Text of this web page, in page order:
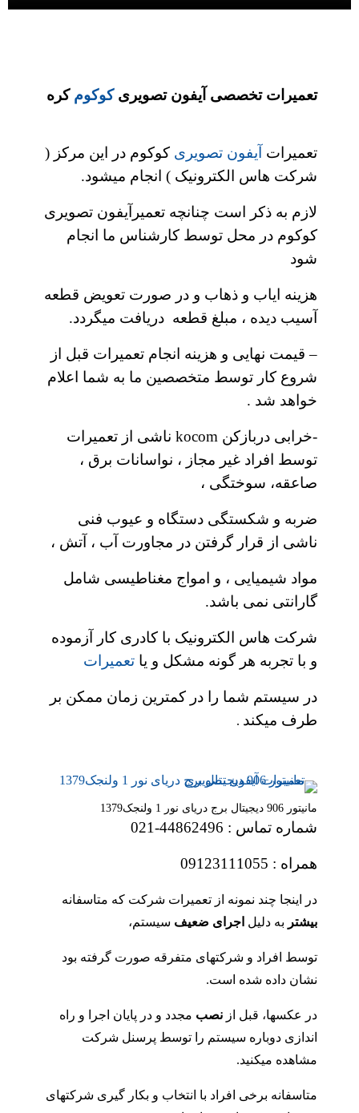
تعمیرات تخصصی آیفون تصویریکوکوم کره
تعمیرات آیفون تصویری کوکوم در این مرکز (
شرکت هاس الکترونیک ) انجام میشود.
لازم به ذکر است چنانچه تعمیرآیفون تصویری
کوکوم در محل توسط کارشناس ما انجام
شود
هزینه ایاب و ذهاب و در صورت تعویض قطعه
آسیب دیده ، مبلغ قطعه دریافت میگردد.
– قیمت نهایی و هزینه انجام تعمیرات قبل از
شروع کار توسط متخصصین ما به شما اعلام
خواهد شد .
-خرابی دربازکن kocom ناشی از تعمیرات
توسط افراد غیر مجاز ، نواسانات برق ،
صاعقه، سوختگی ،
ضربه و شکستگی دستگاه و عیوب فنی
ناشی از قرار گرفتن در مجاورت آب ، آتش ،
مواد شیمیایی ، و امواج مغناطیسی شامل
گارانتی نمی باشد.
شرکت هاس الکترونیک با کادری کار آزموده
و با تجربه هر گونه مشکل و یا تعمیرات
در سیستم شما را در کمترین زمان ممکن بر
طرف میکند .
مانیتور 906 دیجیتال برج دریای نور 1 ولنجک1379
شماره تماس : 44862496-021
همراه : 09123111055
در اینجا چند نمونه از تعمیرات شرکت که متاسفانه
بیشتر به دلیل اجرای ضعیف سیستم،
توسط افراد و شرکتهای متفرقه صورت گرفته بود
نشان داده شده است.
در عکسها، قبل از نصب مجدد و در پایان اجرا و راه
اندازی دوباره سیستم را توسط پرسنل شرکت
مشاهده میکنید.
متاسفانه برخی افراد با انتخاب و بکار گیری شرکتهای